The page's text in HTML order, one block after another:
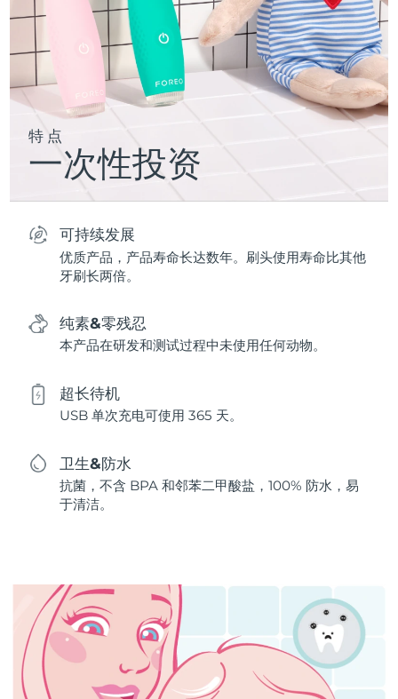
特点
一次性投资
可持续发展
优质产品，产品寿命长达数年。刷头使用寿命比其他
牙刷长两倍。
纯素&零残忍
本产品在研发和测试过程中未使用任何动物。
超长待机
USB 单次充电可使用 365 天。
卫生&防水
抗菌，不含 BPA 和邻苯二甲酸盐，100% 防水，易
于清洁。